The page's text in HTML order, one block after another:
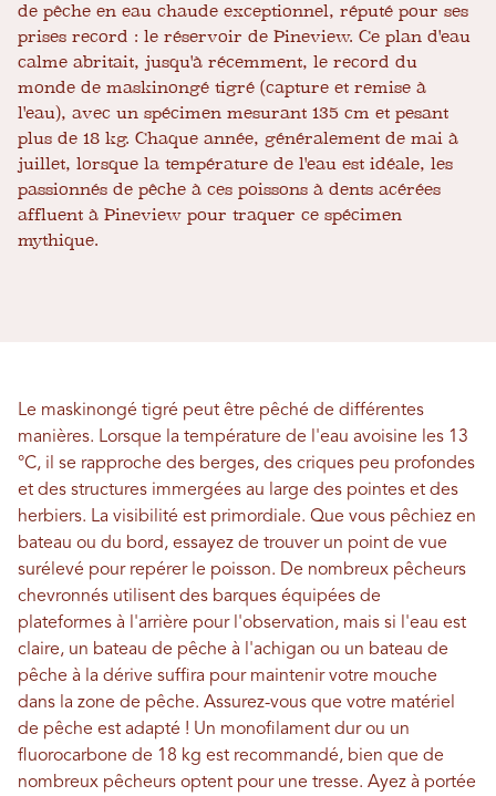
de pêche en eau chaude exceptionnel, réputé pour ses
prises record : le réservoir de Pineview. Ce plan d'eau
calme abritait, jusqu'à récemment, le record du
monde de maskinongé tigré (capture et remise à
l'eau), avec un spécimen mesurant 135 cm et pesant
plus de 18 kg. Chaque année, généralement de mai à
juillet, lorsque la température de l'eau est idéale, les
passionnés de pêche à ces poissons à dents acérées
affluent à Pineview pour traquer ce spécimen
mythique.
Le maskinongé tigré peut être pêché de différentes
manières. Lorsque la température de l'eau avoisine les 13
°C, il se rapproche des berges, des criques peu profondes
et des structures immergées au large des pointes et des
herbiers. La visibilité est primordiale. Que vous pêchiez en
bateau ou du bord, essayez de trouver un point de vue
surélevé pour repérer le poisson. De nombreux pêcheurs
chevronnés utilisent des barques équipées de
plateformes à l'arrière pour l'observation, mais si l'eau est
claire, un bateau de pêche à l'achigan ou un bateau de
pêche à la dérive suffira pour maintenir votre mouche
dans la zone de pêche. Assurez-vous que votre matériel
de pêche est adapté ! Un monofilament dur ou un
fluorocarbone de 18 kg est recommandé, bien que de
nombreux pêcheurs optent pour une tresse. Ayez à portée